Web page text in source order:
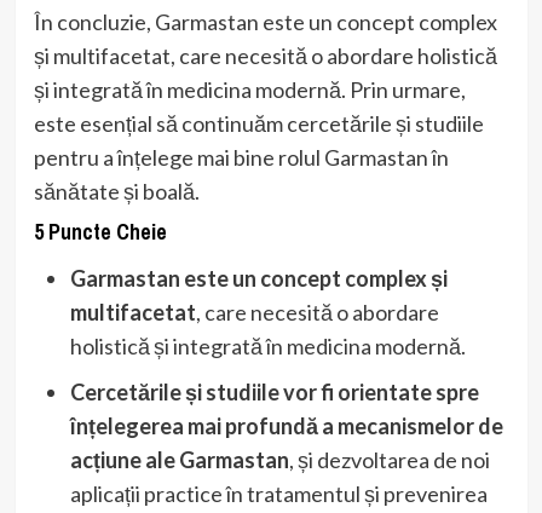
În concluzie, Garmastan este un concept complex
și multifacetat, care necesită o abordare holistică
și integrată în medicina modernă. Prin urmare,
este esențial să continuăm cercetările și studiile
pentru a înțelege mai bine rolul Garmastan în
sănătate și boală.
5 Puncte Cheie
Garmastan este un concept complex și
multifacetat, care necesită o abordare
holistică și integrată în medicina modernă.
Cercetările și studiile vor fi orientate spre
înțelegerea mai profundă a mecanismelor de
acțiune ale Garmastan, și dezvoltarea de noi
aplicații practice în tratamentul și prevenirea